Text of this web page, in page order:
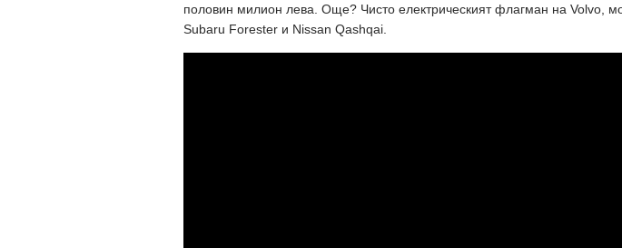
половин милион лева. Още? Чисто електрическият флагман на Volvo,
Subaru Forester и Nissan Qashqai.